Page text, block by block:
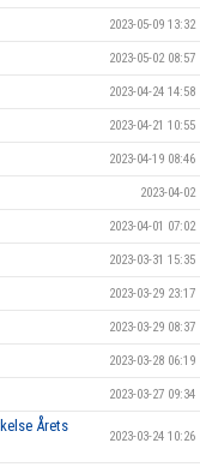
2023-05-09 13:32
2023-05-02 08:57
2023-04-24 14:58
2023-04-21 10:55
2023-04-19 08:46
2023-04-02
2023-04-01 07:02
2023-03-31 15:35
2023-03-29 23:17
2023-03-29 08:37
2023-03-28 06:19
2023-03-27 09:34
Årets
2023-03-24 10:26